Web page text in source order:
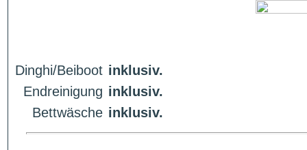
Dinghi/Beiboot inklusiv.
Endreinigung inklusiv.
Bettwäsche inklusiv.